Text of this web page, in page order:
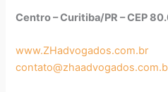
Centro – Curitiba/PR – CEP
www.ZHadvogados.com.br